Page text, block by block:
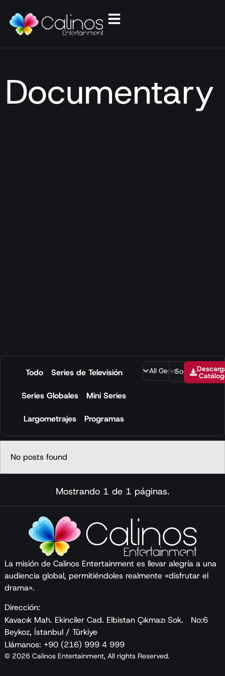
Documentary
Todo Series de Televisión
Series Globales Mini Series
Largometrajes Programas
Sort
No posts found
Mostrando 1 de 1 páginas.
La misión de Calinos Entertainment es llevar alegría a una
audiencia global, permitiéndoles realmente «disfrutar el
drama».
Dirección:
Kavacık Mah. Ekinciler Cad. Elbistan Çıkmazı Sok. No:6
Beykoz, İstanbul / Türkiye
Llámanos: +90 (216) 999 4 999
© 2026 Calinos Entertainment, All rights Reserved.